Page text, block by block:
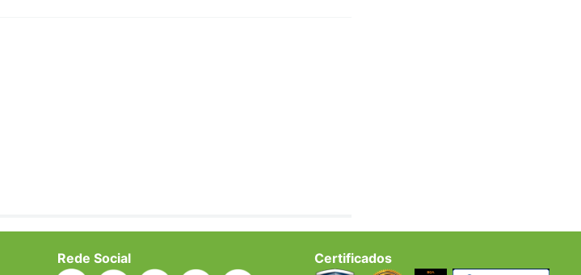
Rede Social Certificados